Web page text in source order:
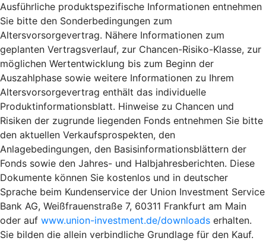
Ausführliche produktspezifische Informationen entnehmen
Sie bitte den Sonderbedingungen zum
Altersvorsorgevertrag. Nähere Informationen zum
geplanten Vertragsverlauf, zur Chancen-Risiko-Klasse, zur
möglichen Wertentwicklung bis zum Beginn der
Auszahlphase sowie weitere Informationen zu Ihrem
Altersvorsorgevertrag enthält das individuelle
Produktinformationsblatt. Hinweise zu Chancen und
Risiken der zugrunde liegenden Fonds entnehmen Sie bitte
den aktuellen Verkaufsprospekten, den
Anlagebedingungen, den Basisinformationsblättern der
Fonds sowie den Jahres- und Halbjahresberichten. Diese
Dokumente können Sie kostenlos und in deutscher
Sprache beim Kundenservice der Union Investment Service
Bank AG, Weißfrauenstraße 7, 60311 Frankfurt am Main
oder auf www.union-investment.de/downloads erhalten.
Sie bilden die allein verbindliche Grundlage für den Kauf.